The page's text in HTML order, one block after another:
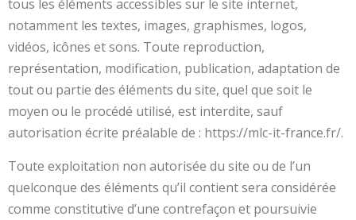
tous les éléments accessibles sur le site internet,
notamment les textes, images, graphismes, logos,
vidéos, icônes et sons. Toute reproduction,
représentation, modification, publication, adaptation de
tout ou partie des éléments du site, quel que soit le
moyen ou le procédé utilisé, est interdite, sauf
autorisation écrite préalable de : https://mlc-it-france.fr/.
Toute exploitation non autorisée du site ou de l’un
quelconque des éléments qu’il contient sera considérée
comme constitutive d’une contrefaçon et poursuivie